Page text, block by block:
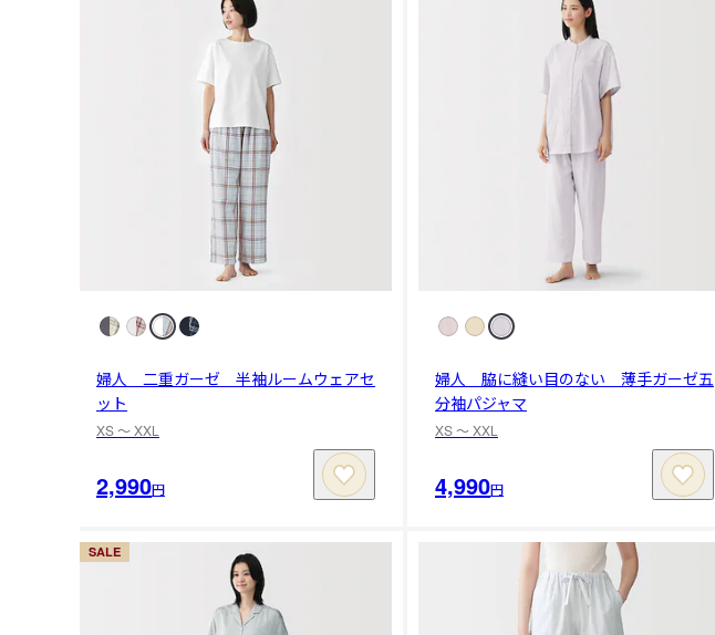
婦人 二重ガーゼ 半袖ルームウェアセ
ット
XS 〜 XXL
2,990円
婦人 脇に縫い目のない 薄手ガーゼ五
分袖パジャマ
XS 〜 XXL
4,990円
SALE